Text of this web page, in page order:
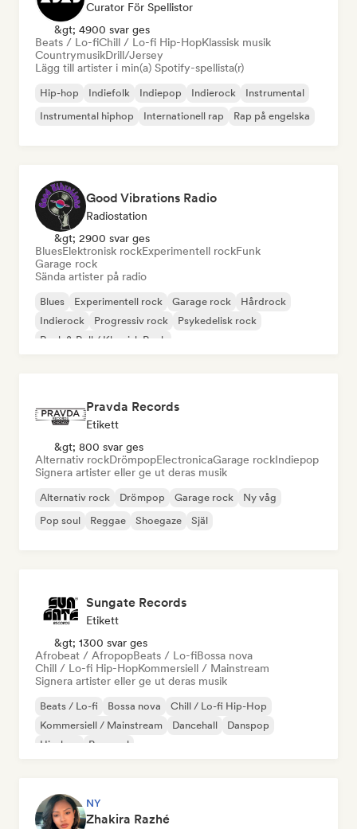
Curator För Spellistor
&gt; 4900 svar ges
Beats / Lo-fiChill / Lo-fi Hip-HopKlassisk musik
CountrymusikDrill/Jersey
Lägg till artister i min(a) Spotify-spellista(r)
Hip-hop Indiefolk Indiepop Indierock
Instrumental
Instrumental hiphop
Internationell rap Rap på engelska
Good Vibrations Radio
Radiostation
&gt; 2900 svar ges
BluesElektronisk rockExperimentell rockFunk
Garage rock
Sända artister på radio
Blues Experimentell rock Garage rock
Hårdrock
Indierock
Progressiv rock
Psykedelisk rock
Rock & Roll / Klassisk Rock
Pravda Records
Etikett
&gt; 800 svar ges
Alternativ rockDrömpopElectronicaGarage rockIndiepop
Signera artister eller ge ut deras musik
Alternativ rock Drömpop Garage rock
Ny våg
Pop soul
Reggae Shoegaze Själ
Sungate Records
Etikett
&gt; 1300 svar ges
Afrobeat / AfropopBeats / Lo-fiBossa nova
Chill / Lo-fi Hip-HopKommersiell / Mainstream
Signera artister eller ge ut deras musik
Beats / Lo-fi Bossa nova
Chill / Lo-fi Hip-Hop
Kommersiell / Mainstream
Dancehall
Danspop
Hip-hop
Pop soul
NY
Zhakira Razhé